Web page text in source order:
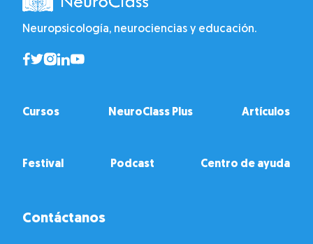
Neuropsicología, neurociencias y educación.
Cursos NeuroClass Plus Artículos
Festival Podcast Centro de ayuda
Contáctanos